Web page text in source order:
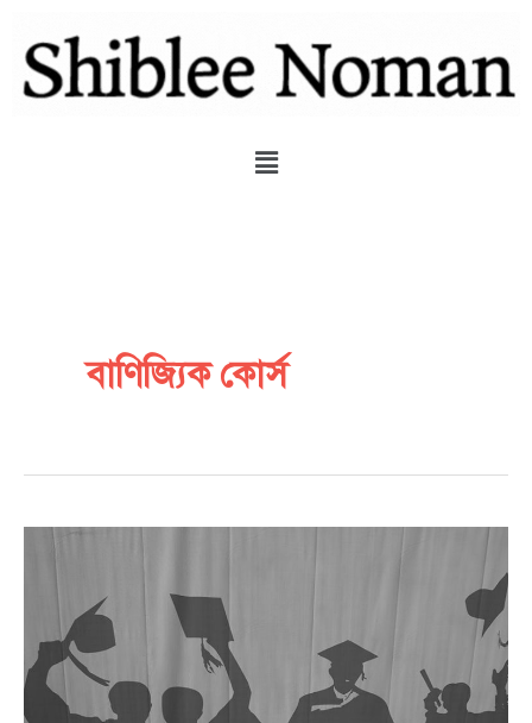
content
Menu
বাণিজ্যিক কোর্স
কেন
বাণিজ্যিক
কোর্সের
শিক্ষার্থীরা